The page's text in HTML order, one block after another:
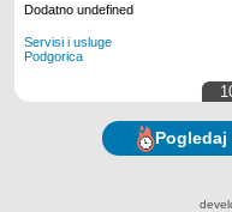
Dodatno undefined
Servisi i usluge
Podgorica